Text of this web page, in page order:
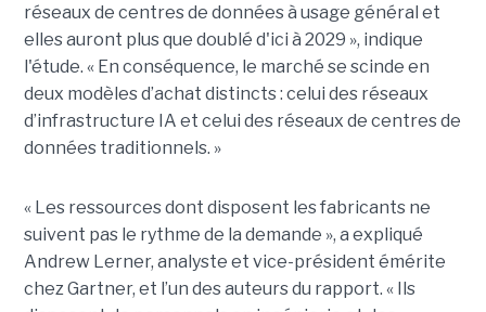
réseaux de centres de données à usage général et
elles auront plus que doublé d'ici à 2029 », indique
l'étude. « En conséquence, le marché se scinde en
deux modèles d’achat distincts : celui des réseaux
d’infrastructure IA et celui des réseaux de centres de
données traditionnels. »
« Les ressources dont disposent les fabricants ne
suivent pas le rythme de la demande », a expliqué
Andrew Lerner, analyste et vice-président émérite
chez Gartner, et l’un des auteurs du rapport. « Ils